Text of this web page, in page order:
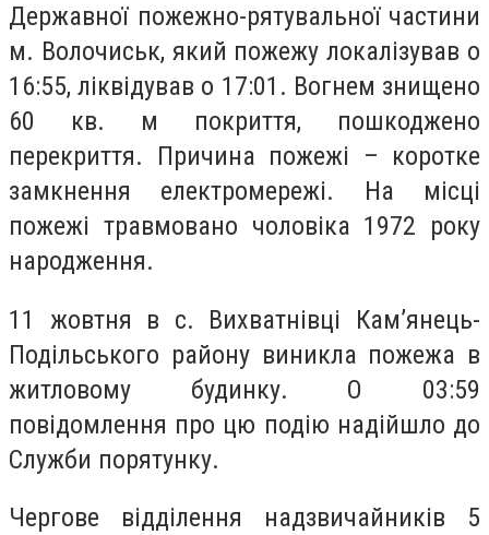
Державної пожежно-рятувальної частини
м. Волочиськ, який пожежу локалізував о
16:55, ліквідував о 17:01. Вогнем знищено
60 кв. м покриття, пошкоджено
перекриття. Причина пожежі – коротке
замкнення електромережі. На місці
пожежі травмовано чоловіка 1972 року
народження.
11 жовтня в с. Вихватнівці Кам’янець-
Подільського району виникла пожежа в
житловому будинку. О 03:59
повідомлення про цю подію надійшло до
Служби порятунку.
Чергове відділення надзвичайників 5